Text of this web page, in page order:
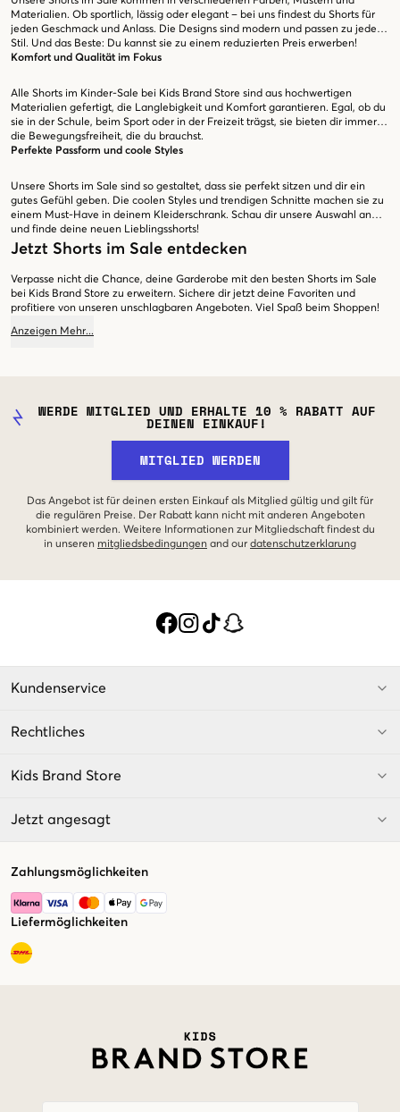
Materialien. Ob sportlich, lässig oder elegant – bei uns findest du Shorts für
jeden Geschmack und Anlass. Die Designs sind modern und passen zu jedem
Stil. Und das Beste: Du kannst sie zu einem reduzierten Preis erwerben!
Komfort und Qualität im Fokus
Alle Shorts im Kinder-Sale bei Kids Brand Store sind aus hochwertigen
Materialien gefertigt, die Langlebigkeit und Komfort garantieren. Egal, ob du
sie in der Schule, beim Sport oder in der Freizeit trägst, sie bieten dir immer
die Bewegungsfreiheit, die du brauchst.
Perfekte Passform und coole Styles
Unsere Shorts im Sale sind so gestaltet, dass sie perfekt sitzen und dir ein
gutes Gefühl geben. Die coolen Styles und trendigen Schnitte machen sie zu
einem Must-Have in deinem Kleiderschrank. Schau dir unsere Auswahl an
und finde deine neuen Lieblingsshorts!
Jetzt Shorts im Sale entdecken
Verpasse nicht die Chance, deine Garderobe mit den besten Shorts im Sale
bei Kids Brand Store zu erweitern. Sichere dir jetzt deine Favoriten und
profitiere von unseren unschlagbaren Angeboten. Viel Spaß beim Shoppen!
Anzeigen Mehr...
WERDE MITGLIED UND ERHALTE 10 % RABATT AUF
DEINEN EINKAUF!
MITGLIED WERDEN
Das Angebot ist für deinen ersten Einkauf als Mitglied gültig und gilt für
die regulären Preise. Der Rabatt kann nicht mit anderen Angeboten
kombiniert werden. Weitere Informationen zur Mitgliedschaft findest du
in unseren mitgliedsbedingungen and our datenschutzerklarung
Kundenservice
Rechtliches
Kids Brand Store
Jetzt angesagt
Zahlungsmöglichkeiten
Liefermöglichkeiten